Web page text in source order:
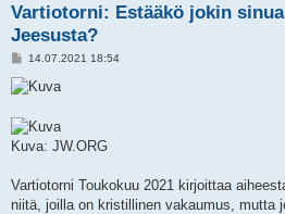
Vartiotorni: Estääkö jokin
Jeesusta?
V
e
s
i
14.07.2021 18:54
Kuva: JW.ORG
Vartiotorni Toukokuu 2021 kirjoittaa
niitä, joilla on kristillinen vakaumus, mutta